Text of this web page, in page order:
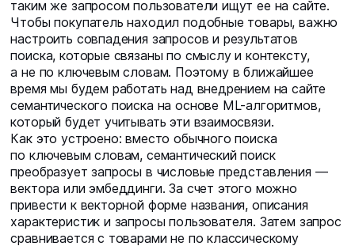
таким же запросом пользователи ищут ее на сайте.
Чтобы покупатель находил подобные товары, важно
настроить совпадения запросов и результатов
поиска, которые связаны по смыслу и контексту,
а не по ключевым словам. Поэтому в ближайшее
время мы будем работать над внедрением на сайте
семантического поиска на основе ML-алгоритмов,
который будет учитывать эти взаимосвязи.
Как это устроено: вместо обычного поиска
по ключевым словам, семантический поиск
преобразует запросы в числовые представления —
вектора или эмбеддинги. За счет этого можно
привести к векторной форме названия, описания
характеристик и запросы пользователя. Затем запрос
сравнивается с товарами не по классическому